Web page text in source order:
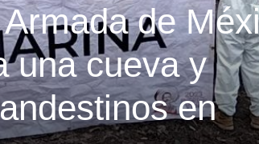
de
una cueva y
en